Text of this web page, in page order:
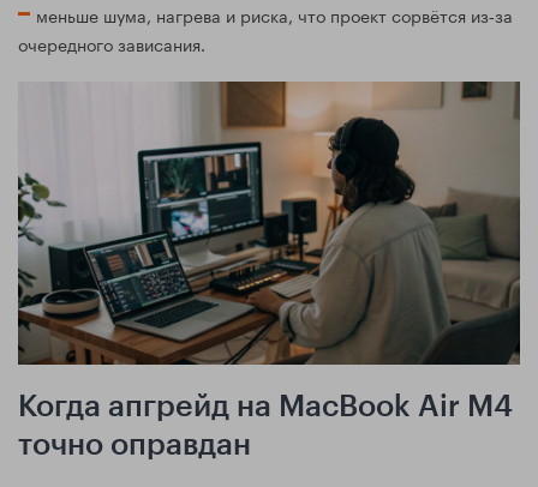
меньше шума, нагрева и риска, что проект сорвётся из‑за
очередного зависания.
Когда апгрейд на MacBook Air M4
точно оправдан